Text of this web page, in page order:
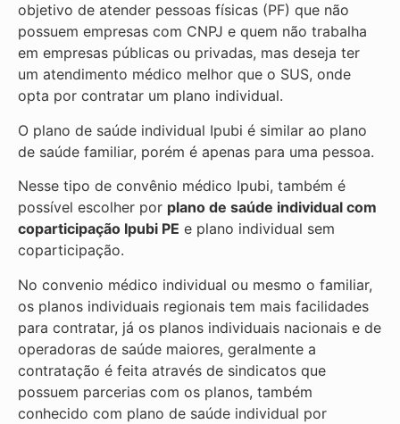
objetivo de atender pessoas físicas (PF) que não
possuem empresas com CNPJ e quem não trabalha
em empresas públicas ou privadas, mas deseja ter
um atendimento médico melhor que o SUS, onde
opta por contratar um plano individual.
O plano de saúde individual Ipubi é similar ao plano
de saúde familiar, porém é apenas para uma pessoa.
Nesse tipo de convênio médico Ipubi, também é
possível escolher por plano de saúde individual com
coparticipação Ipubi PE e plano individual sem
coparticipação.
No convenio médico individual ou mesmo o familiar,
os planos individuais regionais tem mais facilidades
para contratar, já os planos individuais nacionais e de
operadoras de saúde maiores, geralmente a
contratação é feita através de sindicatos que
possuem parcerias com os planos, também
conhecido com plano de saúde individual por